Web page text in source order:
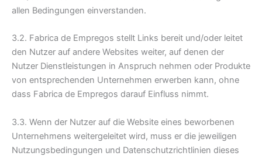
allen Bedingungen einverstanden.
3.2. Fabrica de Empregos stellt Links bereit und/oder leitet
den Nutzer auf andere Websites weiter, auf denen der
Nutzer Dienstleistungen in Anspruch nehmen oder Produkte
von entsprechenden Unternehmen erwerben kann, ohne
dass Fabrica de Empregos darauf Einfluss nimmt.
3.3. Wenn der Nutzer auf die Website eines beworbenen
Unternehmens weitergeleitet wird, muss er die jeweiligen
Nutzungsbedingungen und Datenschutzrichtlinien dieses